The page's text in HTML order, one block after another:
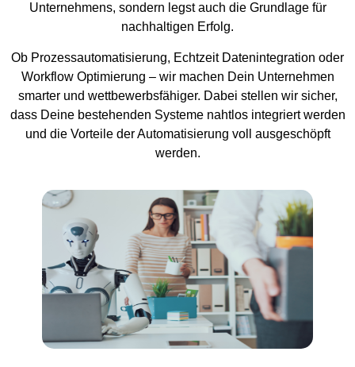
Unternehmens, sondern legst auch die Grundlage für
nachhaltigen Erfolg.
Ob Prozessautomatisierung, Echtzeit Datenintegration oder
Workflow Optimierung – wir machen Dein Unternehmen
smarter und wettbewerbsfähiger. Dabei stellen wir sicher,
dass Deine bestehenden Systeme nahtlos integriert werden
und die Vorteile der Automatisierung voll ausgeschöpft
werden.